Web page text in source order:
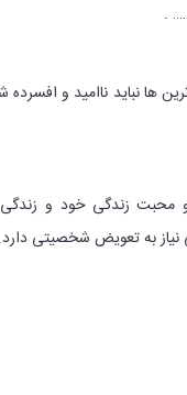
.
ها نباید ناامید و افسرده
محبت زندگی خود و زندگی
به تعویض شخصیتی دارد.